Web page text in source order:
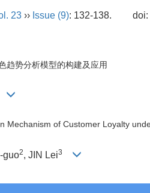
23 ›› Issue (9): 132-138.
趋势分析模型的构建及应用
Mechanism of Customer Loyalty
guo2, JIN Lei3